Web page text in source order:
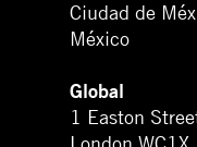
Ciudad de
México
Global
1 Easton